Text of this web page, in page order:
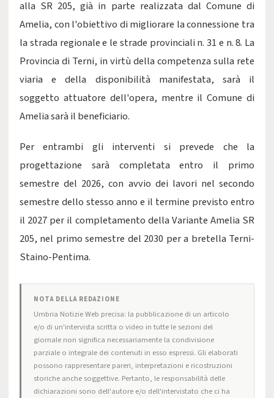
alla SR 205, già in parte realizzata dal Comune di
Amelia, con l'obiettivo di migliorare la connessione tra
la strada regionale e le strade provinciali n. 31 e n. 8. La
Provincia di Terni, in virtù della competenza sulla rete
viaria e della disponibilità manifestata, sarà il
soggetto attuatore dell'opera, mentre il Comune di
Amelia sarà il beneficiario.
Per entrambi gli interventi si prevede che la
progettazione sarà completata entro il primo
semestre del 2026, con avvio dei lavori nel secondo
semestre dello stesso anno e il termine previsto entro
il 2027 per il completamento della Variante Amelia SR
205, nel primo semestre del 2030 per a bretella Terni-
Staino-Pentima.
NOTA DELLA REDAZIONE
Umbria Notizie Web precisa: la pubblicazione di un articolo
e/o di un'intervista scritta o video in tutte le sezioni del
giornale non significa necessariamente la condivisione
parziale o integrale dei contenuti in esso espressi. Gli elaborati
possono rappresentare pareri, interpretazioni e ricostruzioni
storiche anche soggettive. Pertanto, le responsabilità delle
dichiarazioni sono dell'autore e/o dell'intervistato che ci ha